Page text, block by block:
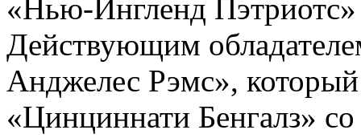
«Нью-Ингленд
Действующим
Анджелес Рэмс»,
«Цинциннати Бенгалз»